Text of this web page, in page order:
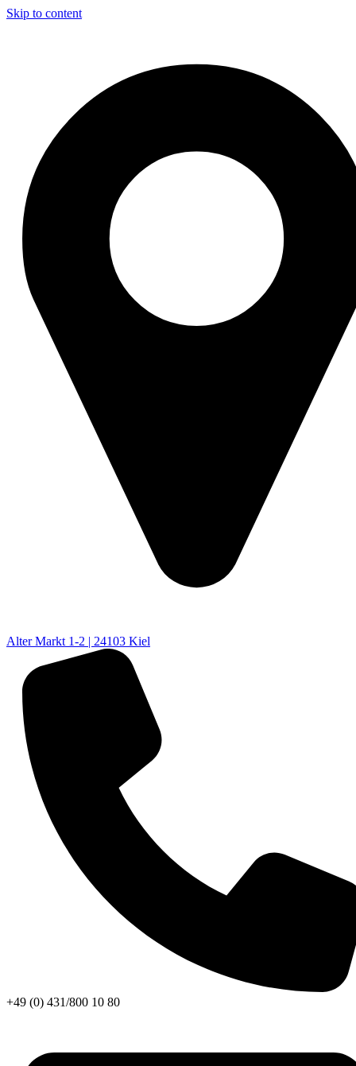
Skip to content
Alter Markt 1-2 | 24103 Kiel
+49 (0) 431/800 10 80